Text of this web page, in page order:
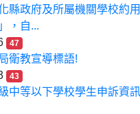
縣政府及所屬機關學校約
，自...
47
衛教宣導標語!
43
中等以下學校學生申訴資